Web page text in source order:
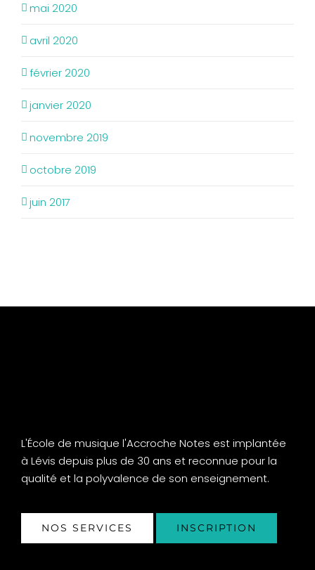
mai 2020
avril 2020
février 2020
janvier 2020
novembre 2019
octobre 2019
juin 2017
L'École de musique l'Accroche Notes est implantée
à Lévis depuis plus de 30 ans et reconnue pour la
qualité et la polyvalence de son enseignement.
NOS SERVICES INSCRIPTION